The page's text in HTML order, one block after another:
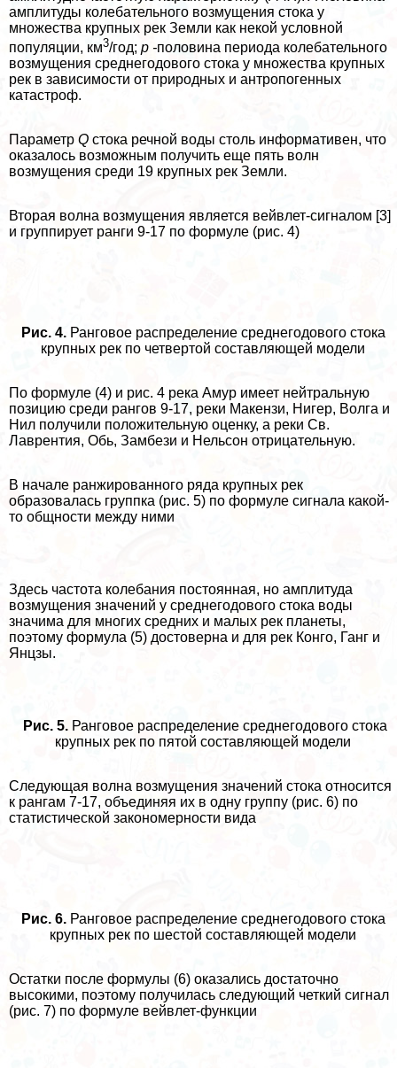
амплитуды колебательного возмущения стока у
множества крупных рек Земли как некой условной
популяции, км3/год; p -половина периода колебательного
возмущения среднегодового стока у множества крупных
рек в зависимости от природных и антропогенных
катастроф.
Параметр Q стока речной воды столь информативен, что
оказалось возможным получить еще пять волн
возмущения среди 19 крупных рек Земли.
Вторая волна возмущения является вейвлет-сигналом [3]
и группирует ранги 9-17 по формуле (рис. 4)
Рис. 4. Ранговое распределение среднегодового стока
крупных рек по четвертой составляющей модели
По формуле (4) и рис. 4 река Амур имеет нейтральную
позицию среди рангов 9-17, реки Макензи, Нигер, Волга и
Нил получили положительную оценку, а реки Св.
Лаврентия, Обь, Замбези и Нельсон отрицательную.
В начале ранжированного ряда крупных рек
образовалась группка (рис. 5) по формуле сигнала какой-
то общности между ними
Здесь частота колебания постоянная, но амплитуда
возмущения значений у среднегодового стока воды
значима для многих средних и малых рек планеты,
поэтому формула (5) достоверна и для рек Конго, Ганг и
Янцзы.
Рис. 5. Ранговое распределение среднегодового стока
крупных рек по пятой составляющей модели
Следующая волна возмущения значений стока относится
к рангам 7-17, объединяя их в одну группу (рис. 6) по
статистической закономерности вида
Рис. 6. Ранговое распределение среднегодового стока
крупных рек по шестой составляющей модели
Остатки после формулы (6) оказались достаточно
высокими, поэтому получилась следующий четкий сигнал
(рис. 7) по формуле вейвлет-функции